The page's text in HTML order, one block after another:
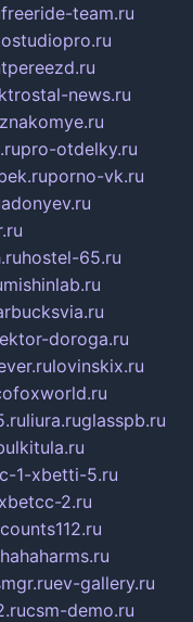
freeride-team.ru
news.ru
pro-otdelky.ru
porno-vk.ru
adonyev.ru
hostel-65.ru
mishinlab.ru
doroga.ru
lovinskix.ru
liura.ruglasspb.ru
1-xbetti-5.ru
2.ru
ev-gallery.ru
csm-demo.ru